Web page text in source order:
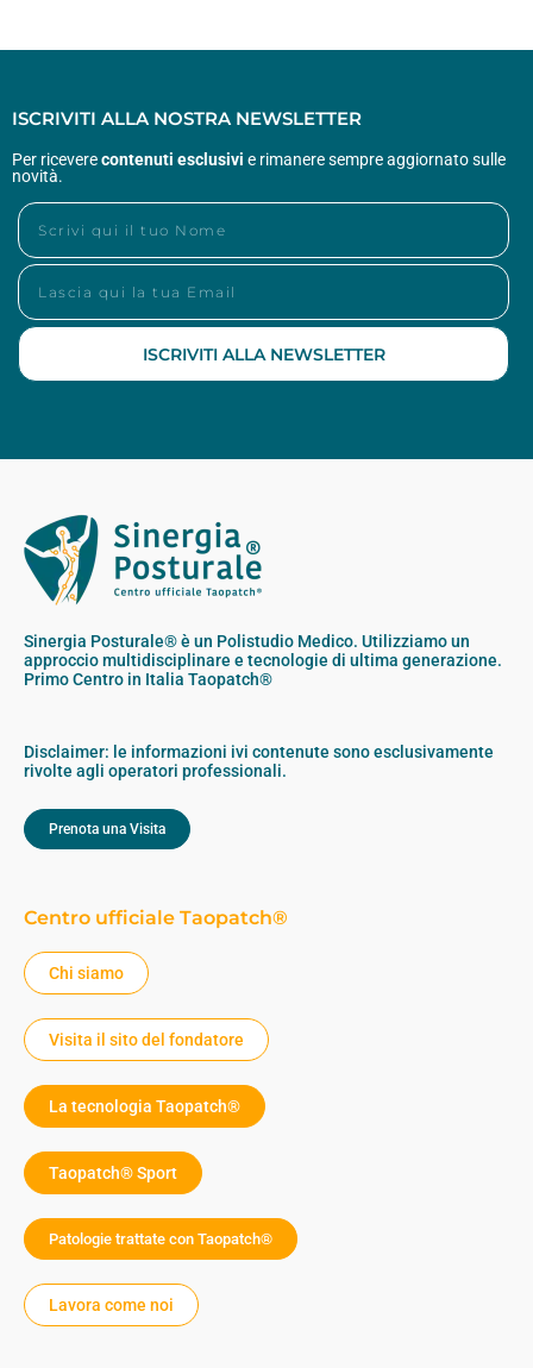
ISCRIVITI ALLA NOSTRA NEWSLETTER
Per riceverecontenuti esclusivi e rimanere sempre aggiornato sulle
novità.
ISCRIVITI ALLA NEWSLETTER
Sinergia Posturale® è un Polistudio Medico. Utilizziamo un
approccio multidisciplinare e tecnologie di ultima generazione.
Primo Centro in Italia Taopatch®
Disclaimer: le informazioni ivi contenute sono esclusivamente
rivolte agli operatori professionali.
Prenota una Visita
Centro ufficiale Taopatch®
Chi siamo
Visita il sito del fondatore
La tecnologia Taopatch®
Taopatch® Sport
Patologie trattate con Taopatch®
Lavora come noi